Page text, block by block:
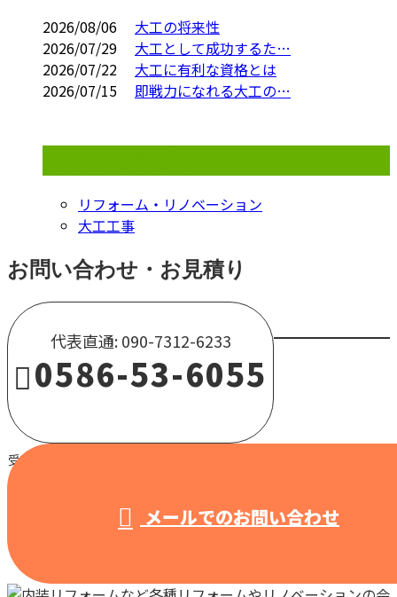
2026/08/06
大工の将来性
2026/07/29
大工として成功するた…
2026/07/22
大工に有利な資格とは
2026/07/15
即戦力になれる大工の…
リフォーム・リノベーション
大工工事
お問い合わせ・お見積り
代表直通: 090-7312-6233
0586-53-6055
受付 / 8:00～18:00 【営業電話固くお断り】
メールでのお問い合わせ